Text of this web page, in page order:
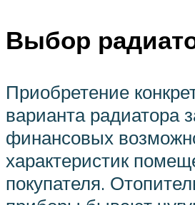
Выбор
Приобретение
варианта радиатора
финансовых
характеристик
покупателя.